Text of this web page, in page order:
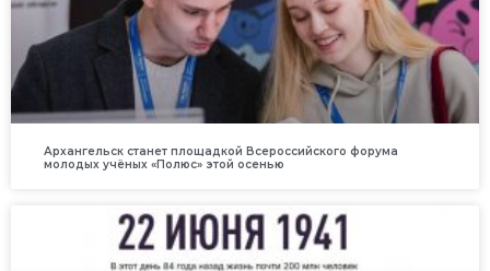
Архангельск станет площадкой Всероссийского форума
молодых учёных «Полюс» этой осенью